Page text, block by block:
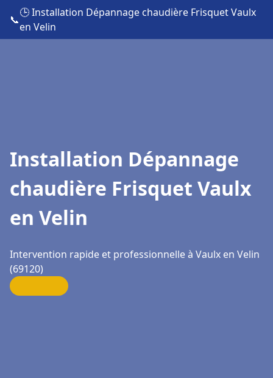
📞
🕒 Installation Dépannage chaudière Frisquet Vaulx
en Velin
Installation Dépannage
chaudière Frisquet Vaulx
en Velin
Intervention rapide et professionnelle à Vaulx en Velin
(69120)